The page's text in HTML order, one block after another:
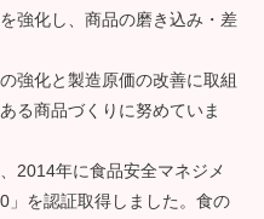
強化し、商品の磨き込み・差
強化と製造原価の改善に取組
る商品づくりに努めていま
2014年に食品安全マネジメ
」を認証取得しました。食の